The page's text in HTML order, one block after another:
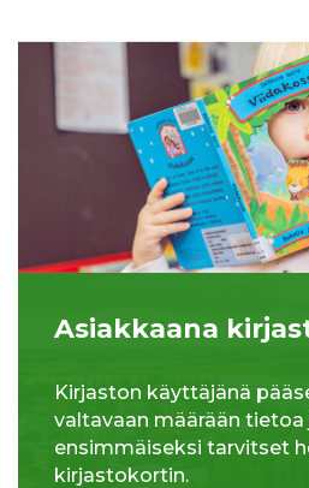
Asiakkaana
Kirjaston käyttäjänä
valtavaan määrään tietoa
ensimmäiseksi tarvitset
kirjastokortin.